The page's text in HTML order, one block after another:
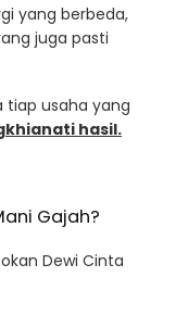
yang berbeda,
juga pasti
tiap usaha yang
hasil.
Gajah?
Dewi Cinta